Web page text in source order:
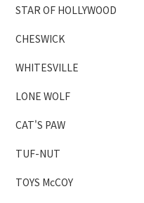
STAR OF HOLLYWOOD
CHESWICK
WHITESVILLE
LONE WOLF
CAT'S PAW
TUF-NUT
TOYS McCOY